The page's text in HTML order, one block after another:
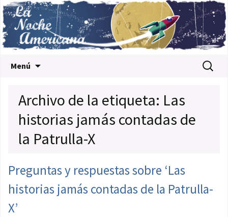
Menú Buscar:
Archivo de la etiqueta: Las
historias jamás contadas de
la Patrulla-X
Preguntas y respuestas sobre ‘Las
historias jamás contadas de la Patrulla-
X’